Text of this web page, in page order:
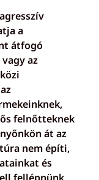
a
átfogó
az
felnőtteknek
át az
nem építi,
és